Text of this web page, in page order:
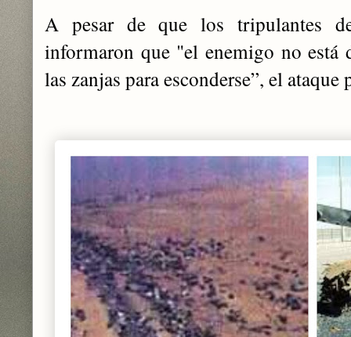
A pesar de que los tripulantes
informaron que "el enemigo no está
las zanjas para esconderse”, el